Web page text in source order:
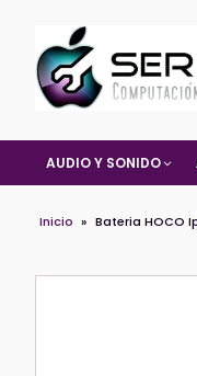
AUDIO Y SONIDO
Inicio » Bateria HOCO